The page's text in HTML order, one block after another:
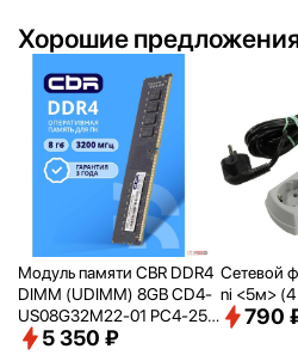
Хорошие
Модуль памяти CBR DDR4
DIMM (UDIMM) 8GB CD4-
US08G32M22-01 PC4-256
00, 3200MHz, CL22, 1.2V
5 350 ₽
Сетевой
ni <5м> (4
790